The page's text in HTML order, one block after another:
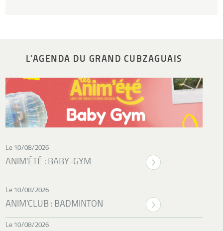
L'AGENDA DU GRAND CUBZAGUAIS
Le 10/08/2026
ANIM’ÉTÉ : BABY-GYM
Le 10/08/2026
ANIM’CLUB : BADMINTON
Le 10/08/2026